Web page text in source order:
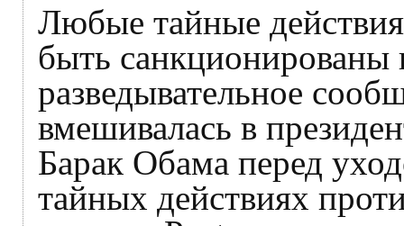
Любые тайные
быть санкционированы
разведывательное
вмешивалась в
Барак Обама перед
тайных действиях